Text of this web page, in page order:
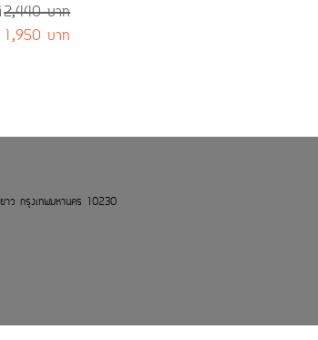
2,440 บาท
1,950 บาท
ว กรุงเทพมหานคร 10230